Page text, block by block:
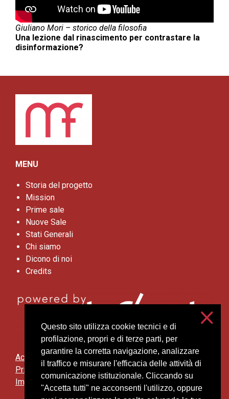
Questo sito utilizza cookie tecnici e di
profilazione, propri e di terze parti, per
garantire la corretta navigazione, analizzare
il traffico e misurare l'efficacia delle attività di
comunicazione istituzionale. Cliccando su
"Accetta tutti" ne acconsenti l'utilizzo, oppure
Giuliano Mori – storico della filosofia
Una lezione dal rinascimento per contrastare la
disinformazione?
MENU
Storia del progetto
Mission
Prime sale
Nuove Sale
Stati Generali
Chi siamo
Dicono di noi
Credits
Accessibilità
Privacy e cookies
Impostazioni cookie